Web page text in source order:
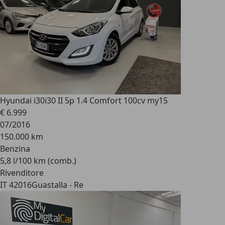
Hyundai i30i30 II 5p 1.4 Comfort 100cv my15
€ 6.999
07/2016
150.000 km
Benzina
5,8 l/100 km (comb.)
Rivenditore
IT 42016Guastalla - Re